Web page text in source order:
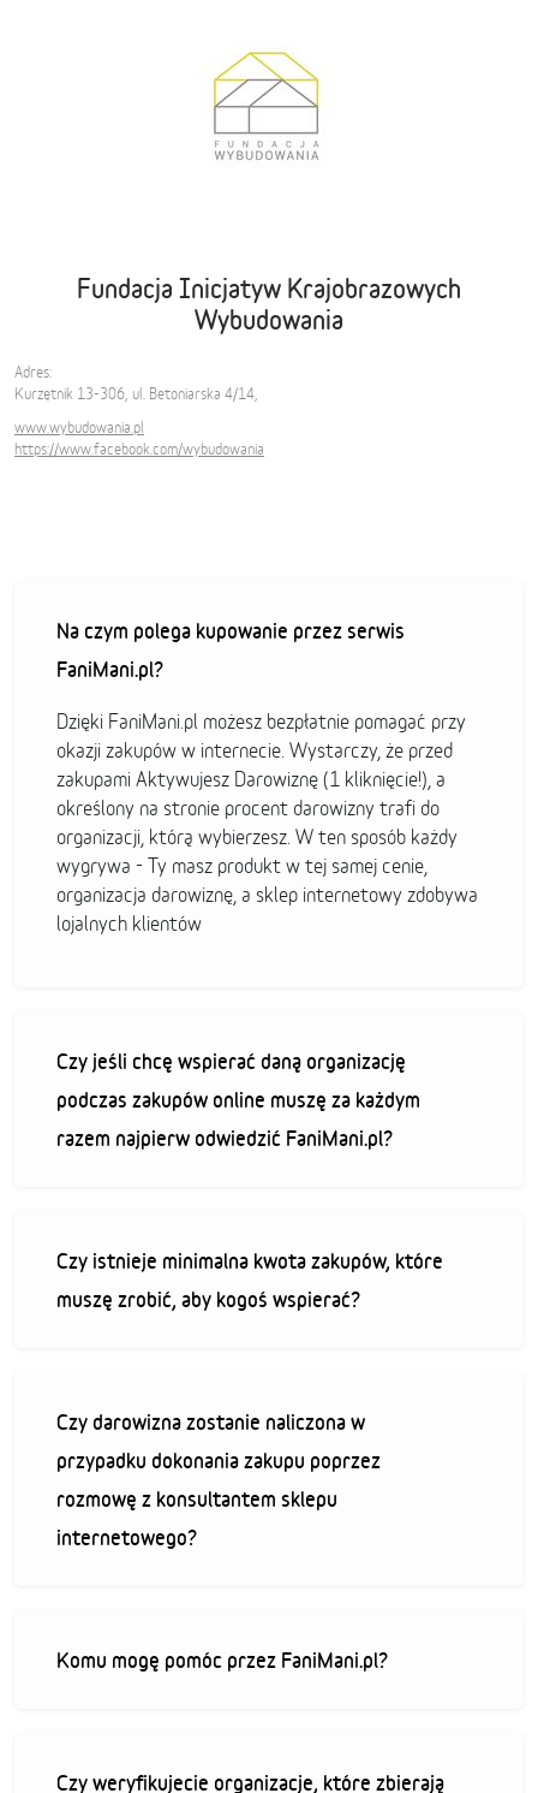
Fundacja Inicjatyw Krajobrazowych
Wybudowania
Adres:
Kurzętnik 13-306, ul. Betoniarska 4/14,
www.wybudowania.pl
https://www.facebook.com/wybudowania
Na czym polega kupowanie przez serwis
FaniMani.pl?
Dzięki FaniMani.pl możesz bezpłatnie pomagać przy
okazji zakupów w internecie. Wystarczy, że przed
zakupami Aktywujesz Darowiznę (1 kliknięcie!), a
określony na stronie procent darowizny trafi do
organizacji, którą wybierzesz. W ten sposób każdy
wygrywa - Ty masz produkt w tej samej cenie,
organizacja darowiznę, a sklep internetowy zdobywa
lojalnych klientów
Czy jeśli chcę wspierać daną organizację
podczas zakupów online muszę za każdym
razem najpierw odwiedzić FaniMani.pl?
Czy istnieje minimalna kwota zakupów, które
muszę zrobić, aby kogoś wspierać?
Czy darowizna zostanie naliczona w
przypadku dokonania zakupu poprzez
rozmowę z konsultantem sklepu
internetowego?
Komu mogę pomóc przez FaniMani.pl?
Czy weryfikujecie organizacje, które zbierają